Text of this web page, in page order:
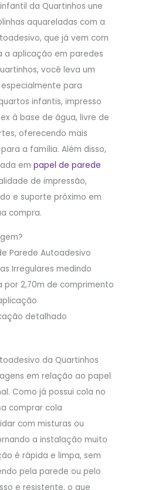
da Quartinhos une
aquareladas com a
que já vem com
a aplicação em paredes
você leva um
para
infantis, impresso
à base de água, livre de
oferecendo mais
a família. Além disso,
em papel de parede
de impressão,
e suporte próximo em
compra.
Parede Autoadesivo
Irregulares medindo
por 2,70m de comprimento
detalhado
da Quartinhos
em relação ao papel
Como já possui cola no
comprar cola
com misturas ou
a instalação muito
é rápida e limpa, sem
pela parede ou pelo
e resistente, o que